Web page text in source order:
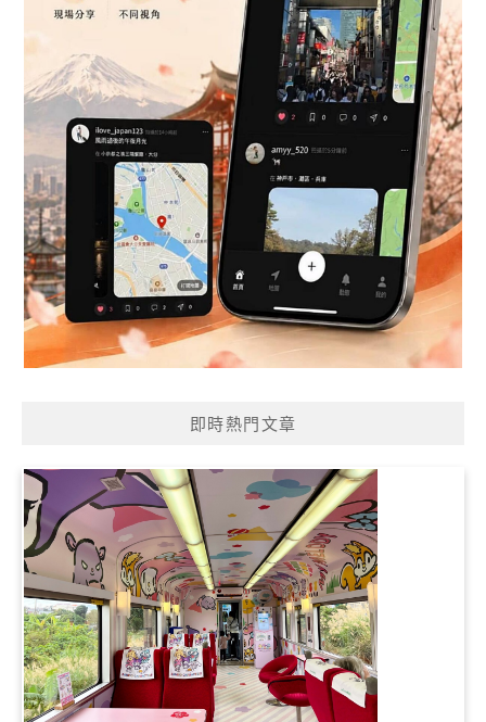
即時熱門文章